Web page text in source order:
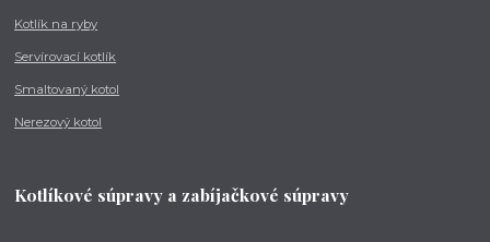
Kotlík na ryby
Servírovací kotlík
Smaltovaný kotol
Nerezový kotol
Kotlíkové súpravy a zabíjačkové súpravy